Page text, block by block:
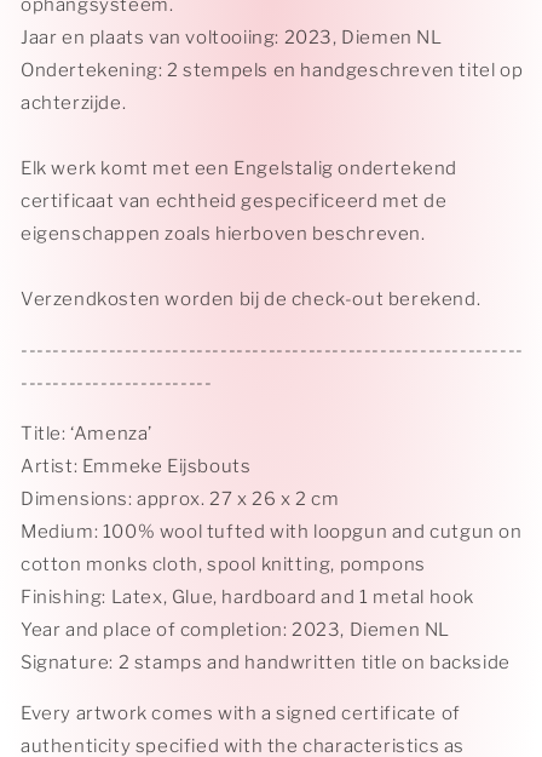
ophangsysteem.
Jaar en plaats van voltooiing: 2023, Diemen NL
Ondertekening: 2 stempels en handgeschreven titel op
achterzijde.
Elk werk komt met een Engelstalig ondertekend
certificaat van echtheid gespecificeerd met de
eigenschappen zoals hierboven beschreven.
Verzendkosten worden bij de check-out berekend.
---------------------------------------------------------------
------------------------
Title: ‘Amenza’
Artist: Emmeke Eijsbouts
Dimensions: approx. 27 x 26 x 2 cm
Medium: 100% wool tufted with loopgun and cutgun on
cotton monks cloth, spool knitting, pompons
Finishing: Latex, Glue, hardboard and 1 metal hook
Year and place of completion: 2023, Diemen NL
Signature: 2 stamps and handwritten title on backside
Every artwork comes with a signed certificate of
authenticity specified with the characteristics as